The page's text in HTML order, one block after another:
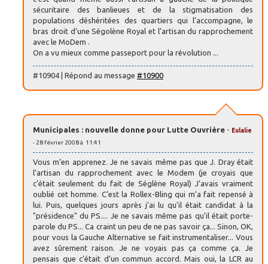
sécuritaire des banlieues et de la stigmatisation des
populations déshéritées des quartiers qui l’accompagne, le
bras droit d’une Ségolène Royal et l’artisan du rapprochement
avec le MoDem .
On a vu mieux comme passeport pour la révolution ...
#10904 | Répond au message #10900
Municipales : nouvelle donne pour Lutte Ouvrière - Eulalie
- 28 février 2008 à 11:41
Vous m’en apprenez. Je ne savais même pas que J. Dray était
l’artisan du rapprochement avec le Modem (je croyais que
c’était seulement du fait de Séglène Royal) J’avais vraiment
oublié cet homme. C’est la Rollex-Bling qui m’a fait repensé à
lui. Puis, quelques jours après j’ai lu qu’il était candidat à la
"présidence" du PS.... Je ne savais même pas qu’il était porte-
parole du PS... Ca craint un peu de ne pas savoir ça... Sinon, OK,
pour vous la Gauche Alternative se fait instrumentaliser... Vous
avez sûrement raison. Je ne voyais pas ça comme ça. Je
pensais que c’était d’un commun accord. Mais oui, la LCR au